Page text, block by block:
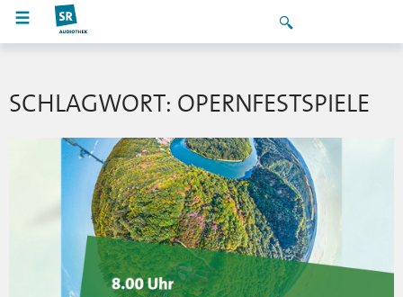
SCHLAGWORT: OPERNFESTSPIELE